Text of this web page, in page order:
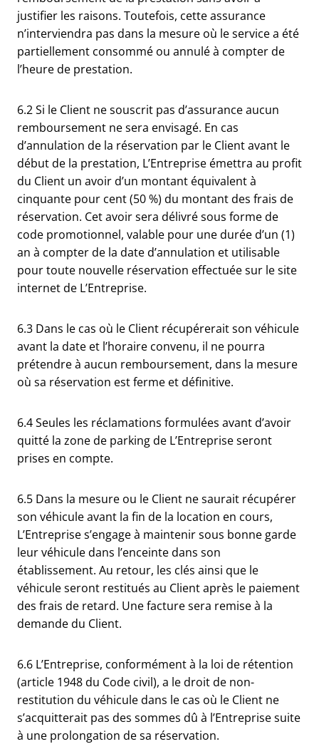
justifier les raisons. Toutefois, cette assurance
n’interviendra pas dans la mesure où le service a été
partiellement consommé ou annulé à compter de
l’heure de prestation.
6.2 Si le Client ne souscrit pas d’assurance aucun
remboursement ne sera envisagé. En cas
d’annulation de la réservation par le Client avant le
début de la prestation, L’Entreprise émettra au profit
du Client un avoir d’un montant équivalent à
cinquante pour cent (50 %) du montant des frais de
réservation. Cet avoir sera délivré sous forme de
code promotionnel, valable pour une durée d’un (1)
an à compter de la date d’annulation et utilisable
pour toute nouvelle réservation effectuée sur le site
internet de L’Entreprise.
6.3 Dans le cas où le Client récupérerait son véhicule
avant la date et l’horaire convenu, il ne pourra
prétendre à aucun remboursement, dans la mesure
où sa réservation est ferme et définitive.
6.4 Seules les réclamations formulées avant d’avoir
quitté la zone de parking de L’Entreprise seront
prises en compte.
6.5 Dans la mesure ou le Client ne saurait récupérer
son véhicule avant la fin de la location en cours,
L’Entreprise s’engage à maintenir sous bonne garde
leur véhicule dans l’enceinte dans son
établissement. Au retour, les clés ainsi que le
véhicule seront restitués au Client après le paiement
des frais de retard. Une facture sera remise à la
demande du Client.
6.6 L’Entreprise, conformément à la loi de rétention
(article 1948 du Code civil), a le droit de non-
restitution du véhicule dans le cas où le Client ne
s’acquitterait pas des sommes dû à l’Entreprise suite
à une prolongation de sa réservation.